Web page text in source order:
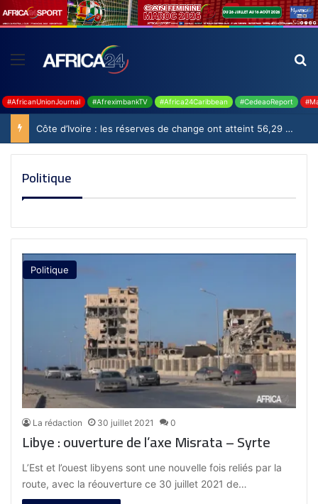
#AfricanUnionJournal #AfreximbankTV #Africa24Caribbean #CedeaoReport
Côte d’Ivoire : les réserves de change ont atteint 56,29 milliards USD en juillet
Politique
Politique
La rédaction 30 juillet 2021 0
Libye : ouverture de l’axe Misrata – Syrte
L’Est et l’ouest libyens sont une nouvelle fois reliés par la
route, avec la réouverture ce 30 juillet 2021 de…